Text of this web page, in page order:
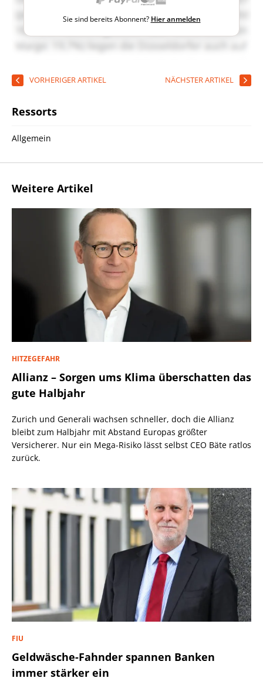
Sie sind bereits Abonnent? Hier anmelden
VORHERIGER ARTIKEL NÄCHSTER ARTIKEL
Ressorts
Allgemein
Weitere Artikel
HITZEGEFAHR
Allianz – Sorgen ums Klima überschatten das
gute Halbjahr
Zurich und Generali wachsen schneller, doch die Allianz
bleibt zum Halbjahr mit Abstand Europas größter
Versicherer. Nur ein Mega-Risiko lässt selbst CEO Bäte ratlos
zurück.
FIU
Geldwäsche-Fahnder spannen Banken
immer stärker ein